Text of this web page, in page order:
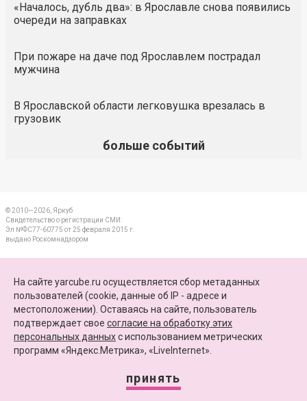
«Началось, дубль два»: в Ярославле снова появились
очереди на заправках
При пожаре на даче под Ярославлем пострадал
мужчина
В Ярославской области легковушка врезалась в
грузовик
больше событий
© 2010—2026, Яркуб
Свидетельство о регистрации СМИ:
Эл №ФС77-60775 от 25 февраля 2015 г.
выдано Роскомнадзором
ПАРТНЕРЫ
КАРТА САЙТА
+7 (4852) 64-15-52
Сайт функционирует при финансовой поддержке Министерства цифрового развития,
связи и массовых коммуникаций Российской Федерации
На сайте yarcube.ru осуществляется сбор метаданных
пользователей (cookie, данные об IP - адресе и
местоположении). Оставаясь на сайте, пользователь
подтверждает свое согласие на обработку этих
персональных данныхc использованием метрических
программ «Яндекс.Метрика», «LiveInternet».
принять